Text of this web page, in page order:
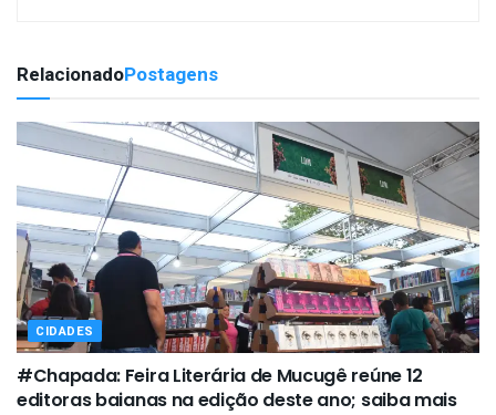
RelacionadoPostagens
CIDADES
#Chapada: Feira Literária de Mucugê reúne 12
editoras baianas na edição deste ano; saiba mais